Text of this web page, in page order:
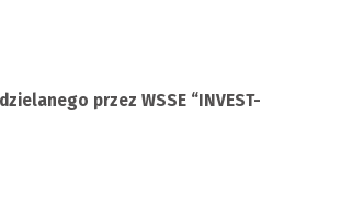
przez WSSE “INVEST-